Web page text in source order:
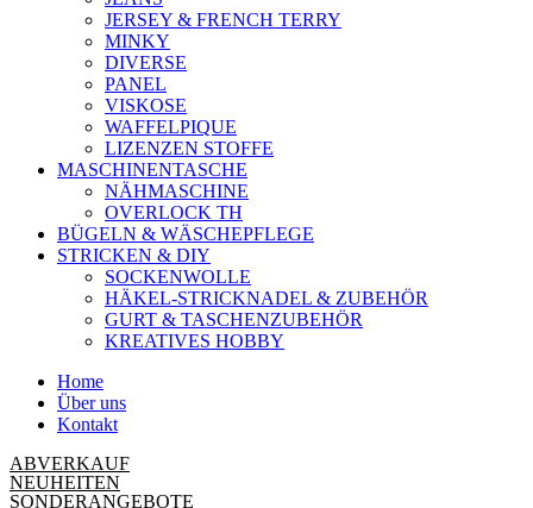
JERSEY & FRENCH TERRY
MINKY
DIVERSE
PANEL
VISKOSE
WAFFELPIQUE
LIZENZEN STOFFE
MASCHINENTASCHE
NÄHMASCHINE
OVERLOCK TH
BÜGELN & WÄSCHEPFLEGE
STRICKEN & DIY
SOCKENWOLLE
HÄKEL-STRICKNADEL & ZUBEHÖR
GURT & TASCHENZUBEHÖR
KREATIVES HOBBY
Home
Über uns
Kontakt
ABVERKAUF
NEUHEITEN
SONDERANGEBOTE